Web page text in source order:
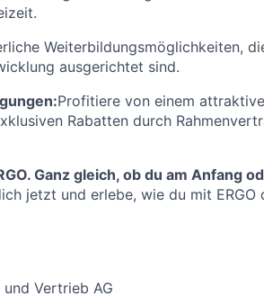
Weiterbildungsmöglichkeiten,
ausgerichtet sind.
Profitiere von einem
Rabatten durch
Ganz gleich, ob du am Anfang
jetzt und erlebe, wie du mit ERGO
Vertrieb AG